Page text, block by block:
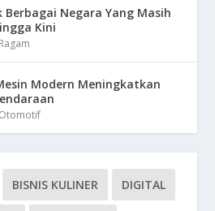
Berbagai Negara Yang Masih
Kini
Ragam
Modern Meningkatkan
Otomotif
BISNIS KULINER DIGITAL